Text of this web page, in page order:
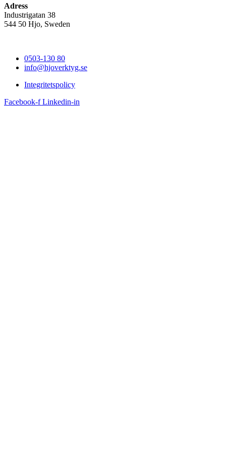
Adress
Industrigatan 38
544 50 Hjo, Sweden
0503-130 80
info@hjoverktyg.se
Integritetspolicy
Facebook-f Linkedin-in